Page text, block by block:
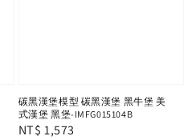
碳黑漢堡模型 碳黑漢堡 黑牛堡 美
式漢堡 黑堡-IMFG015104B
Regular
NT$ 1,573